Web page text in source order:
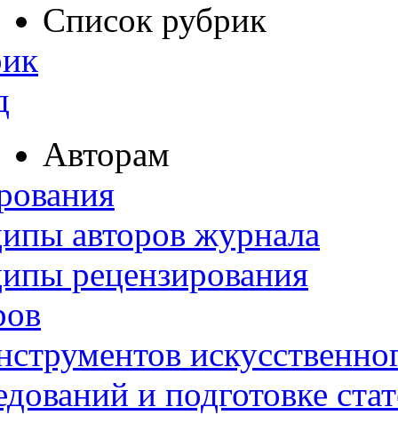
Список рубрик
Авторам
авторов журнала
рецензирования
и подготовке